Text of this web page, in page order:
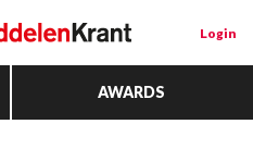
Login
AWARDS